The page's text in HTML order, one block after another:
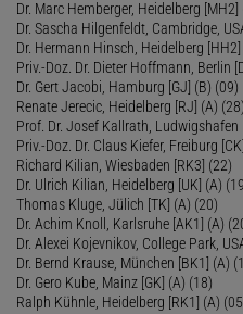
Dr. Marc Hemberger, Heidelberg [MH2]
Dr. Sascha Hilgenfeldt, Cambridge,
Dr. Hermann Hinsch, Heidelberg
Priv.-Doz. Dr. Dieter Hoffmann, Berlin
Dr. Gert Jacobi, Hamburg [GJ] (B) (09)
Renate Jerecic, Heidelberg [RJ] (A) (28)
Prof. Dr. Josef Kallrath, Ludwigshafen
Priv.-Doz. Dr. Claus Kiefer, Freiburg
Richard Kilian, Wiesbaden [RK3] (22)
Dr. Ulrich Kilian, Heidelberg [UK] (A)
Thomas Kluge, Jülich [TK] (A) (20)
Dr. Achim Knoll, Karlsruhe [AK1] (A)
Dr. Alexei Kojevnikov, College Park,
Dr. Bernd Krause, München [BK1] (A)
Dr. Gero Kube, Mainz [GK] (A) (18)
Ralph Kühnle, Heidelberg [RK1] (A)